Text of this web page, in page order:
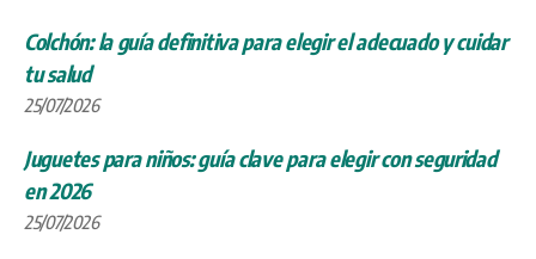
Colchón: la guía definitiva para elegir el adecuado y cuidar
tu salud
25/07/2026
Juguetes para niños: guía clave para elegir con seguridad
en 2026
25/07/2026